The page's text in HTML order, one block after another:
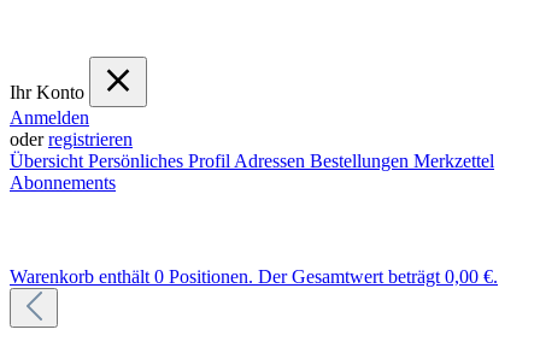
Ihr Konto
Anmelden
oderregistrieren
Übersicht Persönliches Profil Adressen Bestellungen Merkzettel
Abonnements
Warenkorb enthält 0 Positionen. Der Gesamtwert beträgt 0,00 €.